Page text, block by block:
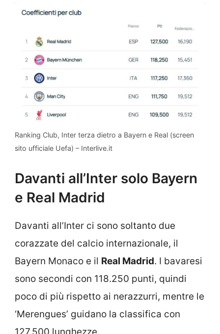
Ranking Club, Inter terza dietro a Bayern e Real (screen
sito ufficiale Uefa) – Interlive.it
Davanti all’Inter solo Bayern
e Real Madrid
Davanti all’Inter ci sono soltanto due
corazzate del calcio internazionale, il
Bayern Monaco e il Real Madrid. I bavaresi
sono secondi con 118.250 punti, quindi
poco di più rispetto ai nerazzurri, mentre le
‘Merengues’ guidano la classifica con
127.500 lunghezze.